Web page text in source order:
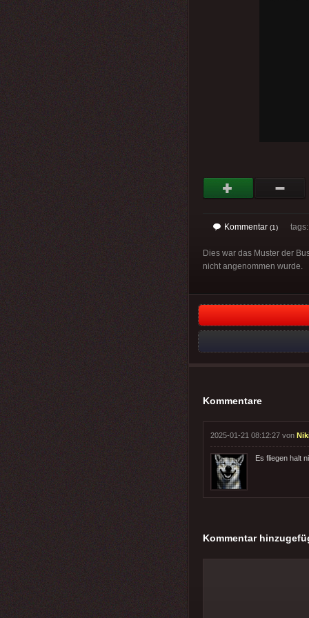
Kommentar (1) tags:
Dies war das Muster der
nicht angenommen wurde.
Kommentare
2025-01-21 08:12:27 von
Es fliegen halt
Kommentar